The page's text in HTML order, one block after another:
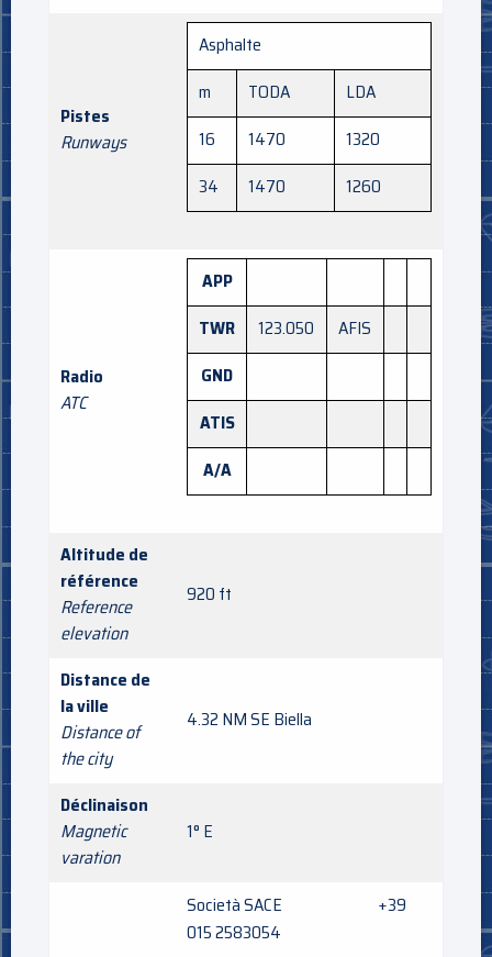
Pistes
Runways
Asphalte
m
TODA
LDA
16
1470
1320
34
1470 1260
Radio
ATC
APP
TWR
123.050
AFIS
GND
ATIS
A/A
Altitude de
référence
Reference
elevation
920 ft
Distance de
la ville
Distance of
the city
4.32 NM SE Biella
Déclinaison
Magnetic
varation
1° E
Società SACE +39
015 2583054